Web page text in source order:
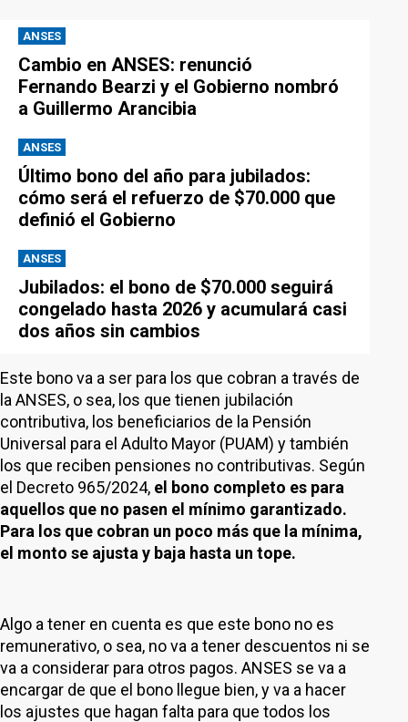
ANSES
Cambio en ANSES: renunció
Fernando Bearzi y el Gobierno nombró
a Guillermo Arancibia
ANSES
Último bono del año para jubilados:
cómo será el refuerzo de $70.000 que
definió el Gobierno
ANSES
Jubilados: el bono de $70.000 seguirá
congelado hasta 2026 y acumulará casi
dos años sin cambios
Este bono va a ser para los que cobran a través de
la ANSES, o sea, los que tienen jubilación
contributiva, los beneficiarios de la Pensión
Universal para el Adulto Mayor (PUAM) y también
los que reciben pensiones no contributivas. Según
el Decreto 965/2024, el bono completo es para
aquellos que no pasen el mínimo garantizado.
Para los que cobran un poco más que la mínima,
el monto se ajusta y baja hasta un tope.
Algo a tener en cuenta es que este bono no es
remunerativo, o sea, no va a tener descuentos ni se
va a considerar para otros pagos. ANSES se va a
encargar de que el bono llegue bien, y va a hacer
los ajustes que hagan falta para que todos los